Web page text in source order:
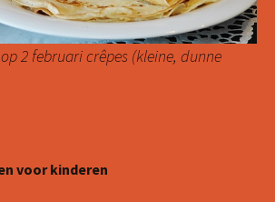
2 februari crêpes (kleine, dunne
voor kinderen